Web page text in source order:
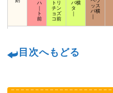
ハ
｜
ト
前
トリ
チン
ョズ
コ前
バ横
タ
｜
ッス
パ横
｜
目次へもどる